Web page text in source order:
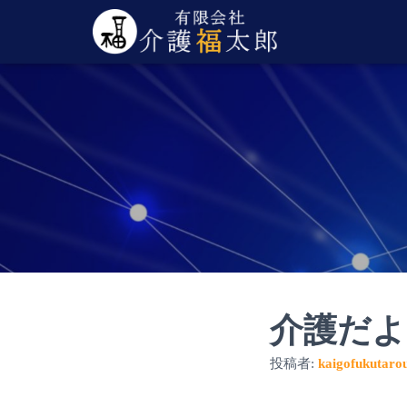
介護だ
投稿者: